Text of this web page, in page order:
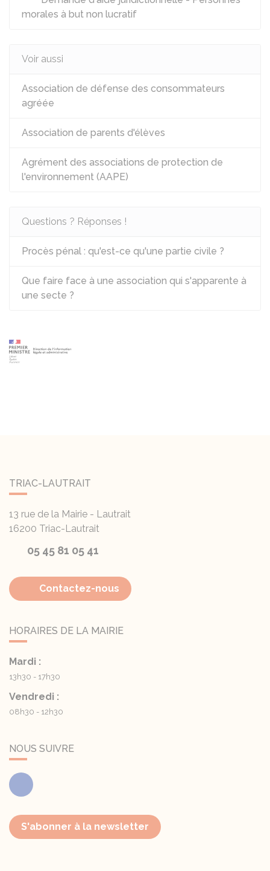
morales à but non lucratif
Voir aussi
Association de défense des consommateurs
agréée
Association de parents d'élèves
Agrément des associations de protection de
l'environnement (AAPE)
Questions ? Réponses !
Procès pénal : qu'est-ce qu'une partie civile ?
Que faire face à une association qui s'apparente à
une secte ?
TRIAC-LAUTRAIT
13 rue de la Mairie - Lautrait
16200 Triac-Lautrait
05 45 81 05 41
Contactez-nous
HORAIRES DE LA MAIRIE
Mardi :
13h30 - 17h30
Vendredi :
08h30 - 12h30
NOUS SUIVRE
Facebook
S'abonner à la newsletter